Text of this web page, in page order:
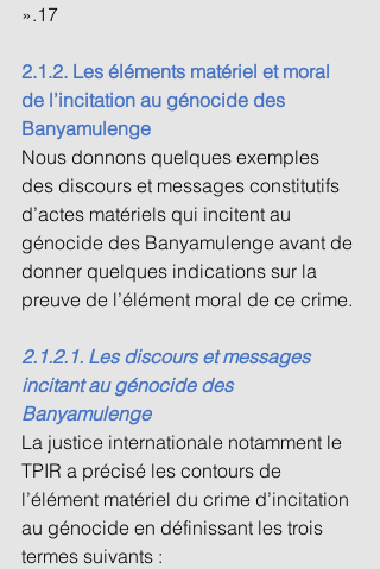
».17
2.1.2. Les éléments matériel et moral
de l’incitation au génocide des
Banyamulenge
Nous donnons quelques exemples
des discours et messages constitutifs
d’actes matériels qui incitent au
génocide des Banyamulenge avant de
donner quelques indications sur la
preuve de l’élément moral de ce crime.
2.1.2.1. Les discours et messages
incitant au génocide des
Banyamulenge
La justice internationale notamment le
TPIR a précisé les contours de
l’élément matériel du crime d’incitation
au génocide en définissant les trois
termes suivants :